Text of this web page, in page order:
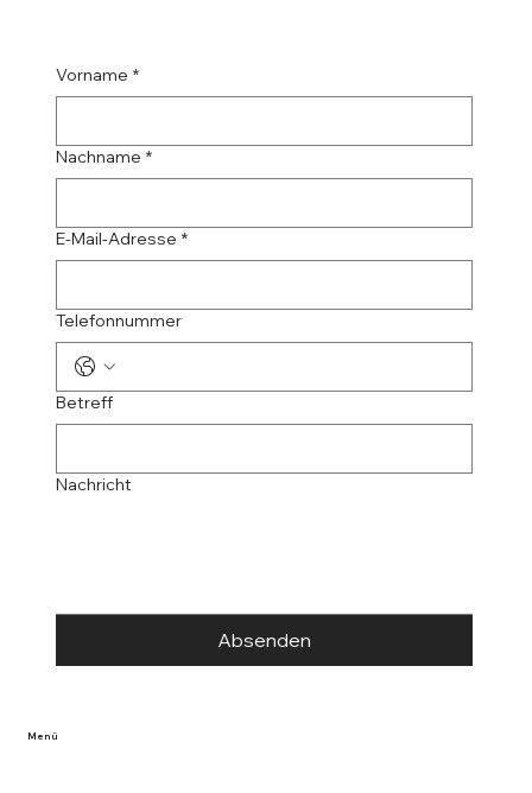
Menü
Vorname *
Nachname *
E-Mail-Adresse *
Telefonnummer
Betreff
Nachricht
Absenden